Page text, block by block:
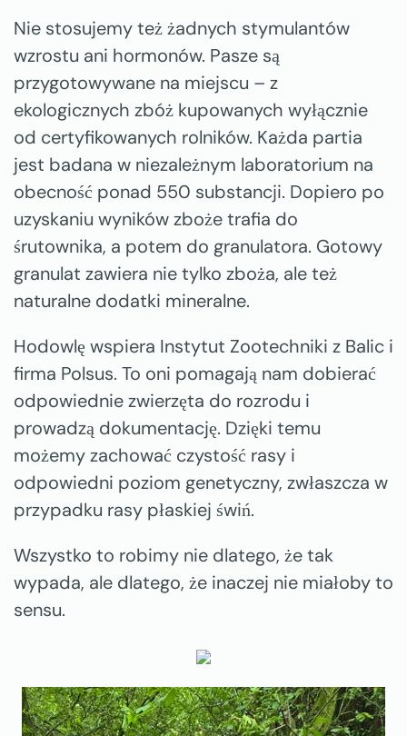
Nie stosujemy też żadnych stymulantów
wzrostu ani hormonów. Pasze są
przygotowywane na miejscu – z
ekologicznych zbóż kupowanych wyłącznie
od certyfikowanych rolników. Każda partia
jest badana w niezależnym laboratorium na
obecność ponad 550 substancji. Dopiero po
uzyskaniu wyników zboże trafia do
śrutownika, a potem do granulatora. Gotowy
granulat zawiera nie tylko zboża, ale też
naturalne dodatki mineralne.
Hodowlę wspiera Instytut Zootechniki z Balic i
firma Polsus. To oni pomagają nam dobierać
odpowiednie zwierzęta do rozrodu i
prowadzą dokumentację. Dzięki temu
możemy zachować czystość rasy i
odpowiedni poziom genetyczny, zwłaszcza w
przypadku rasy płaskiej świń.
Wszystko to robimy nie dlatego, że tak
wypada, ale dlatego, że inaczej nie miałoby to
sensu.